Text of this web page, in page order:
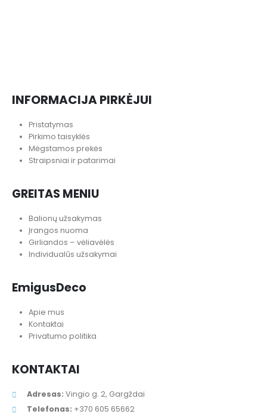
INFORMACIJA PIRKĖJUI
Pristatymas
Pirkimo taisyklės
Mėgstamos prekės
Straipsniai ir patarimai
GREITAS MENIU
Balionų užsakymas
Įrangos nuoma
Girliandos – vėliavėlės
Individualūs užsakymai
EmigusDeco
Apie mus
Kontaktai
Privatumo politika
KONTAKTAI
Adresas: Vingio g. 2, Gargždai
Telefonas: +370 605 65662